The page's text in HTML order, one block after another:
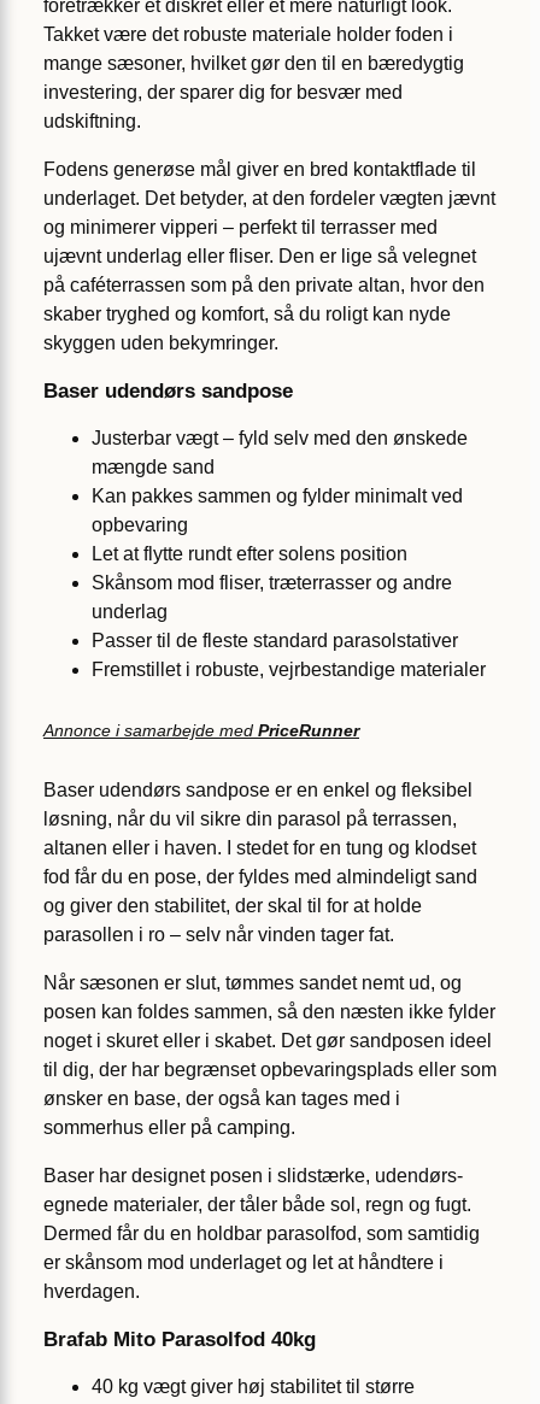
foretrækker et diskret eller et mere naturligt look.
Takket være det robuste materiale holder foden i
mange sæsoner, hvilket gør den til en bæredygtig
investering, der sparer dig for besvær med
udskiftning.
Fodens generøse mål giver en bred kontaktflade til
underlaget. Det betyder, at den fordeler vægten jævnt
og minimerer vipperi – perfekt til terrasser med
ujævnt underlag eller fliser. Den er lige så velegnet
på caféterrassen som på den private altan, hvor den
skaber tryghed og komfort, så du roligt kan nyde
skyggen uden bekymringer.
Baser udendørs sandpose
Justerbar vægt – fyld selv med den ønskede
mængde sand
Kan pakkes sammen og fylder minimalt ved
opbevaring
Let at flytte rundt efter solens position
Skånsom mod fliser, træterrasser og andre
underlag
Passer til de fleste standard parasolstativer
Fremstillet i robuste, vejrbestandige materialer
Annonce i samarbejde med PriceRunner
Baser udendørs sandpose er en enkel og fleksibel
løsning, når du vil sikre din parasol på terrassen,
altanen eller i haven. I stedet for en tung og klodset
fod får du en pose, der fyldes med almindeligt sand
og giver den stabilitet, der skal til for at holde
parasollen i ro – selv når vinden tager fat.
Når sæsonen er slut, tømmes sandet nemt ud, og
posen kan foldes sammen, så den næsten ikke fylder
noget i skuret eller i skabet. Det gør sandposen ideel
til dig, der har begrænset opbevaringsplads eller som
ønsker en base, der også kan tages med i
sommerhus eller på camping.
Baser har designet posen i slidstærke, udendørs­
egnede materialer, der tåler både sol, regn og fugt.
Dermed får du en holdbar parasolfod, som samtidig
er skånsom mod underlaget og let at håndtere i
hverdagen.
Brafab Mito Parasolfod 40kg
40 kg vægt giver høj stabilitet til større